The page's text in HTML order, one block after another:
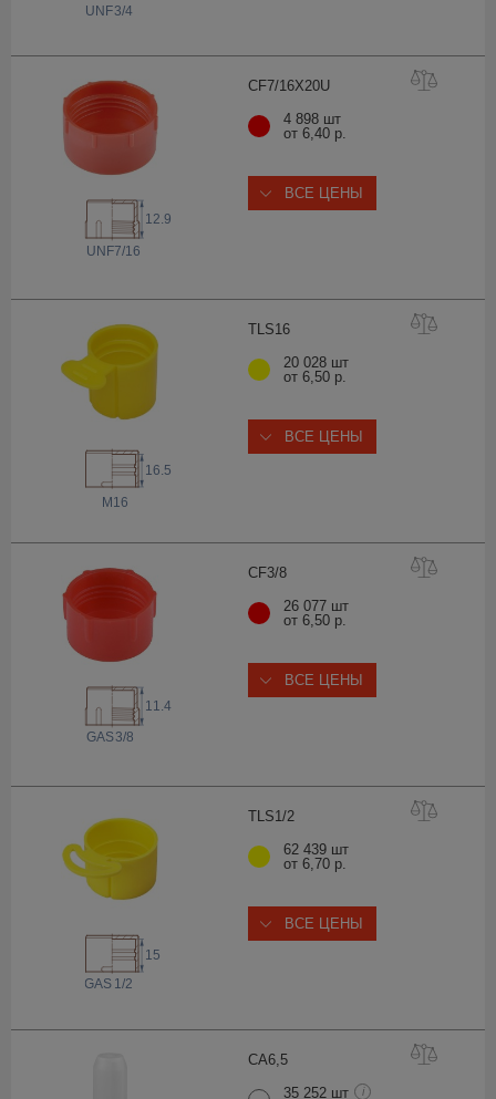
UNF3/4
CF7/16X20U
UNF7/16
12.9
4 898 шт
от 6,40 р.
ВСЕ ЦЕНЫ
TLS16
16.5
M16
20 028 шт
от 6,50 р.
ВСЕ ЦЕНЫ
CF3/8
GAS 3/8
11.4
26 077 шт
от 6,50 р.
ВСЕ ЦЕНЫ
TLS1/2
15
GAS 1/2
62 439 шт
от 6,70 р.
ВСЕ ЦЕНЫ
CA6,5
35 252 шт i